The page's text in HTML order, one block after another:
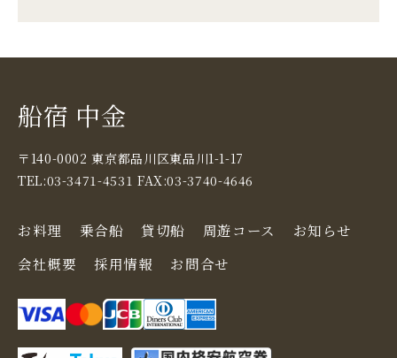
船宿 中金
〒140-0002 東京都品川区東品川1-1-17
TEL:03-3471-4531 FAX:03-3740-4646
お料理 乗合船 貸切船 周遊コース
お知らせ
会社概要
採用情報 お問合せ